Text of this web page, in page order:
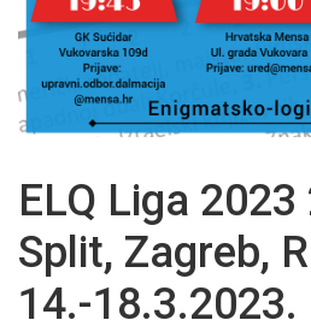
ELQ Liga
Split, Zagreb,
14.-18.3.2023.